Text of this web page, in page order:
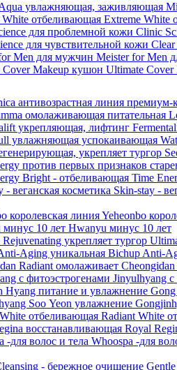
Extreme White
Clinic
Meister for Men
Ultimate
антивозрастная линия премиум-
Time
Skin-stay -
Yeheonbo
Hwanyu минус 10 лет
Bichup Anti-
Jinyulhyang
Radiant White
Royal
Whoospa -для